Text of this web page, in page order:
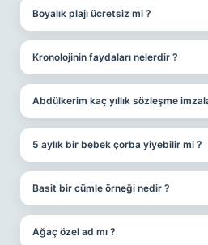
Boyalık plajı ücretsiz mi ?
Kronolojinin faydaları nelerdir ?
Abdülkerim kaç yıllık sözleşme
5 aylık bir bebek çorba yiyebilir mi ?
Basit bir cümle örneği nedir ?
Ağaç özel ad mı ?